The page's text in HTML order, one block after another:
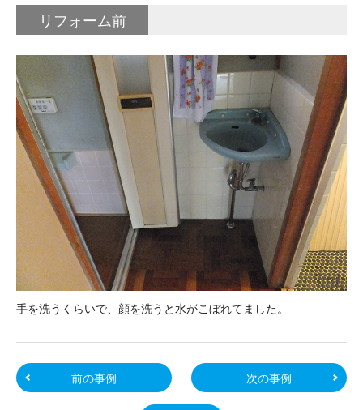
リフォーム前
手を洗うくらいで、顔を洗うと水がこぼれてました。
前の事例 次の事例